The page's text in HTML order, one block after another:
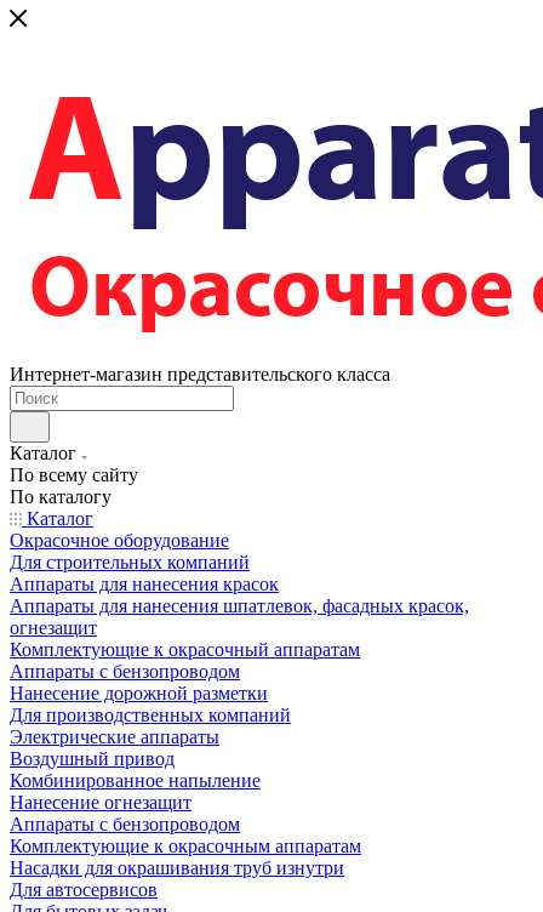
Интернет-магазин представительского класса
Каталог
По всему сайту
По каталогу
Каталог
Окрасочное оборудование
Для строительных компаний
Аппараты для нанесения красок
Аппараты для нанесения шпатлевок, фасадных красок,
огнезащит
Комплектующие к окрасочный аппаратам
Аппараты с бензопроводом
Нанесение дорожной разметки
Для производственных компаний
Электрические аппараты
Воздушный привод
Комбинированное напыление
Нанесение огнезащит
Аппараты с бензопроводом
Комплектующие к окрасочным аппаратам
Насадки для окрашивания труб изнутри
Для автосервисов